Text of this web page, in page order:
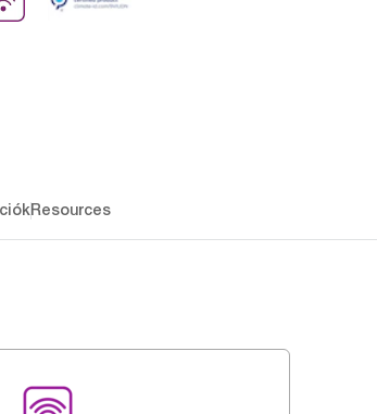
Resources